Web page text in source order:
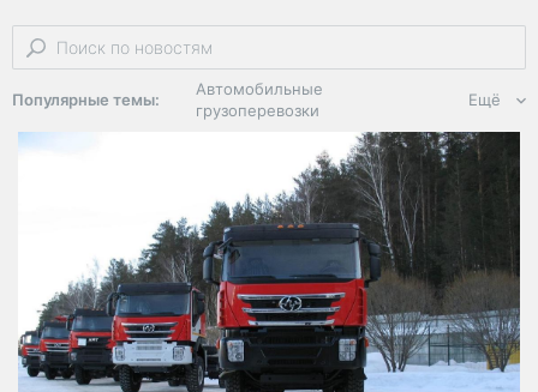
Популярные темы:
Автомобильные
грузоперевозки
ЭДО, ИТ в
логистике
Дороги,
инфраструктура
Логистика, грузы
Ещё